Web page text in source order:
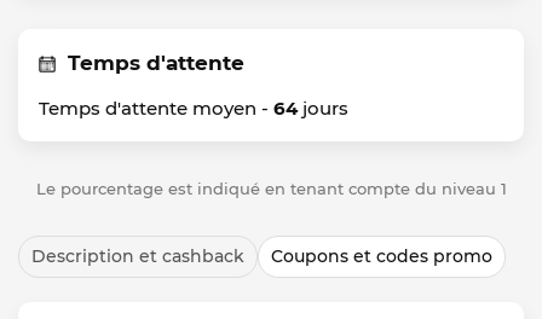
Temps d'attente
Temps d'attente moyen - 64jours
Le pourcentage est indiqué en tenant compte du niveau 1
Description et cashback Coupons et codes promo